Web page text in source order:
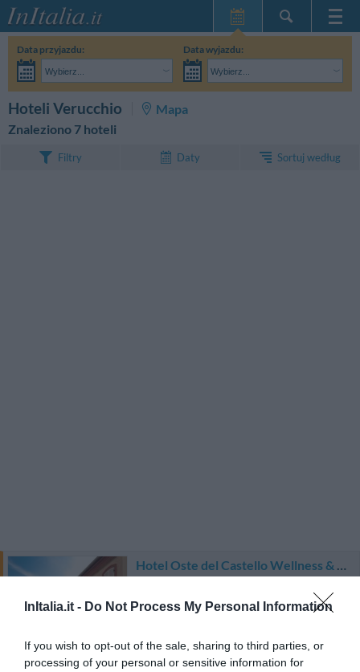
InItalia.it - Do Not Process My Personal Information
If you wish to opt-out of the sale, sharing to third parties, or
processing of your personal or sensitive information for
InItalia Klub
Data przyjazdu:
Wybierz...
Data wyjazdu:
Wybierz...
Hoteli Verucchio
Mapa
Znaleziono 7 hoteli
Filtry Daty Sortuj według
Hotel Oste del Castello Wellness & Bike
270 mod centrum
CENY